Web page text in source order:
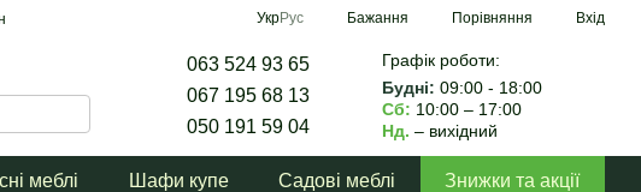
УкрРус Бажання Порівняння Вхід
063 524 93 65
067 195 68 13
050 191 59 04
Графік роботи:
Будні: 09:00 - 18:00
Сб: 10:00 – 17:00
Нд. – вихідний
меблі Шафи купе Садові меблі Знижки та акції